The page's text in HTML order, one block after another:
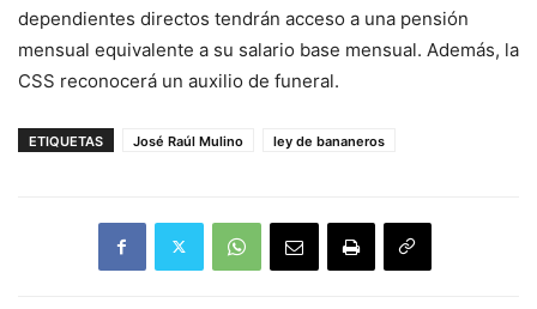
dependientes directos tendrán acceso a una pensión
mensual equivalente a su salario base mensual. Además, la
CSS reconocerá un auxilio de funeral.
ETIQUETAS José Raúl Mulino ley de bananeros